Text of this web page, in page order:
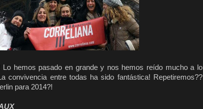
Lo hemos pasado en grande y nos hemos reído mucho a lo
convivencia entre todas ha sido fantástica! Repetiremos??
para 2014?!